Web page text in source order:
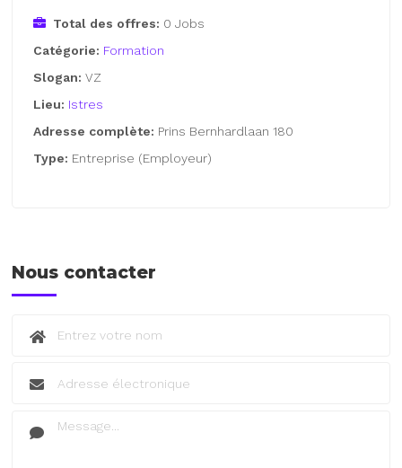
Total des offres: 0 Jobs
Catégorie: Formation
Slogan:VZ
Lieu: Istres
Adresse complète: Prins Bernhardlaan 180
Type: Entreprise (Employeur)
Nous contacter